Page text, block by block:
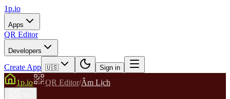
1p.io
Apps
QR Editor
Developers
Create App 🇺🇸 Sign in
1p.io QR Editor/Âm Lịch